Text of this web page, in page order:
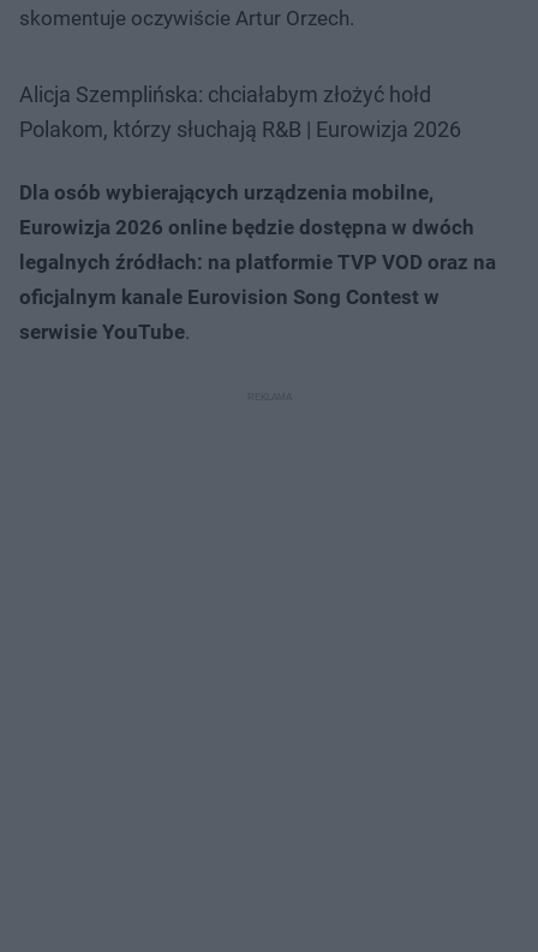
skomentuje oczywiście Artur Orzech.
Alicja Szemplińska: chciałabym złożyć hołd
Polakom, którzy słuchają R&B | Eurowizja 2026
Dla osób wybierających urządzenia mobilne,
Eurowizja 2026 online będzie dostępna w dwóch
legalnych źródłach: na platformie TVP VOD oraz na
oficjalnym kanale Eurovision Song Contest w
serwisie YouTube.